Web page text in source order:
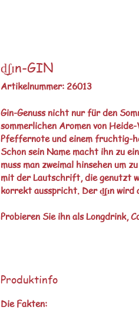
d͜ʃɪn-GIN
Artikelnummer: 26013
Gin-Genuss nicht nur für den
sommerlichen Aromen von
Pfeffernote und einem fruchtig-
Schon sein Name macht ihn zu
muss man zweimal hinsehen um
mit der Lautschrift, die genutzt
korrekt ausspricht. Der d͜ʃɪn
Probieren Sie ihn als Longdrink,
Produktinfo
Die Fakten: